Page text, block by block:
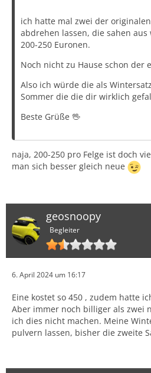
ich hatte mal zwei der
abdrehen lassen, die sahen aus
200-250 Euronen.
Noch nicht zu Hause schon der
Also ich würde die als
Sommer die die dir wirklich
Beste Grüße 🖖
naja, 200-250 pro Felge ist doch
man sich besser gleich neue
geosnoopy
Begleiter
6. April 2024 um 16:17
Eine kostet so 450 , zudem hatte
Aber immer noch billiger als zwei
ich dies nicht machen. Meine
pulvern lassen, bisher die zweite